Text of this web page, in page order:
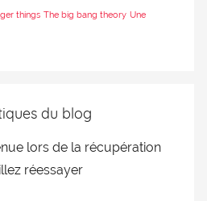
things The big bang theory Une
du blog
lors de la récupération
réessayer